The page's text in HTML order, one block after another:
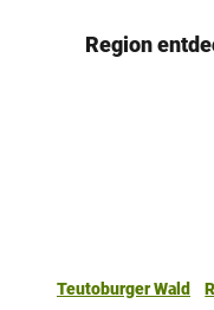
Region
Teutoburger Wald